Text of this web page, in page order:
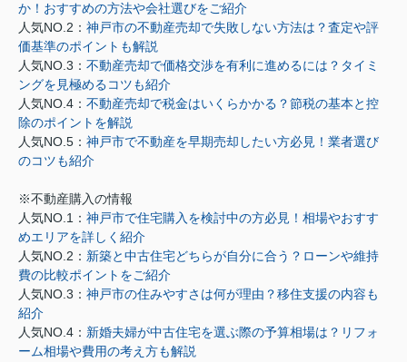
か！おすすめの方法や会社選びをご紹介
人気NO.2： 神戸市の不動産売却で失敗しない方法は？査定や評
価基準のポイントも解説
人気NO.3： 不動産売却で価格交渉を有利に進めるには？タイミ
ングを見極めるコツも紹介
人気NO.4： 不動産売却で税金はいくらかかる？節税の基本と控
除のポイントを解説
人気NO.5： 神戸市で不動産を早期売却したい方必見！業者選び
のコツも紹介
※不動産購入の情報
人気NO.1： 神戸市で住宅購入を検討中の方必見！相場やおすす
めエリアを詳しく紹介
人気NO.2： 新築と中古住宅どちらが自分に合う？ローンや維持
費の比較ポイントをご紹介
人気NO.3： 神戸市の住みやすさは何が理由？移住支援の内容も
紹介
人気NO.4： 新婚夫婦が中古住宅を選ぶ際の予算相場は？リフォ
ーム相場や費用の考え方も解説